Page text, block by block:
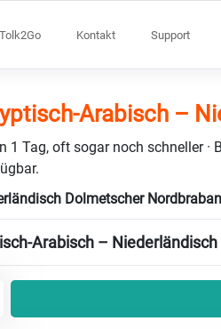
Kontakt Support
Arabisch –
Tag, oft sogar noch schneller ·
Dolmetscher
Arabisch – Niederländisch